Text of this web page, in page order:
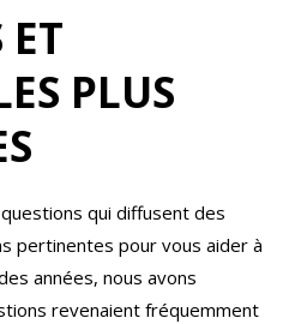
ET
PLUS
qui diffusent des
pertinentes pour vous aider à
années, nous avons
revenaient fréquemment